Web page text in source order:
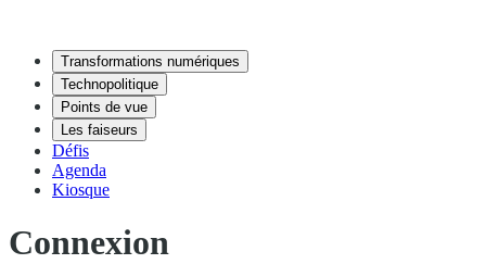
Transformations numériques
Technopolitique
Points de vue
Les faiseurs
Défis
Agenda
Kiosque
Connexion